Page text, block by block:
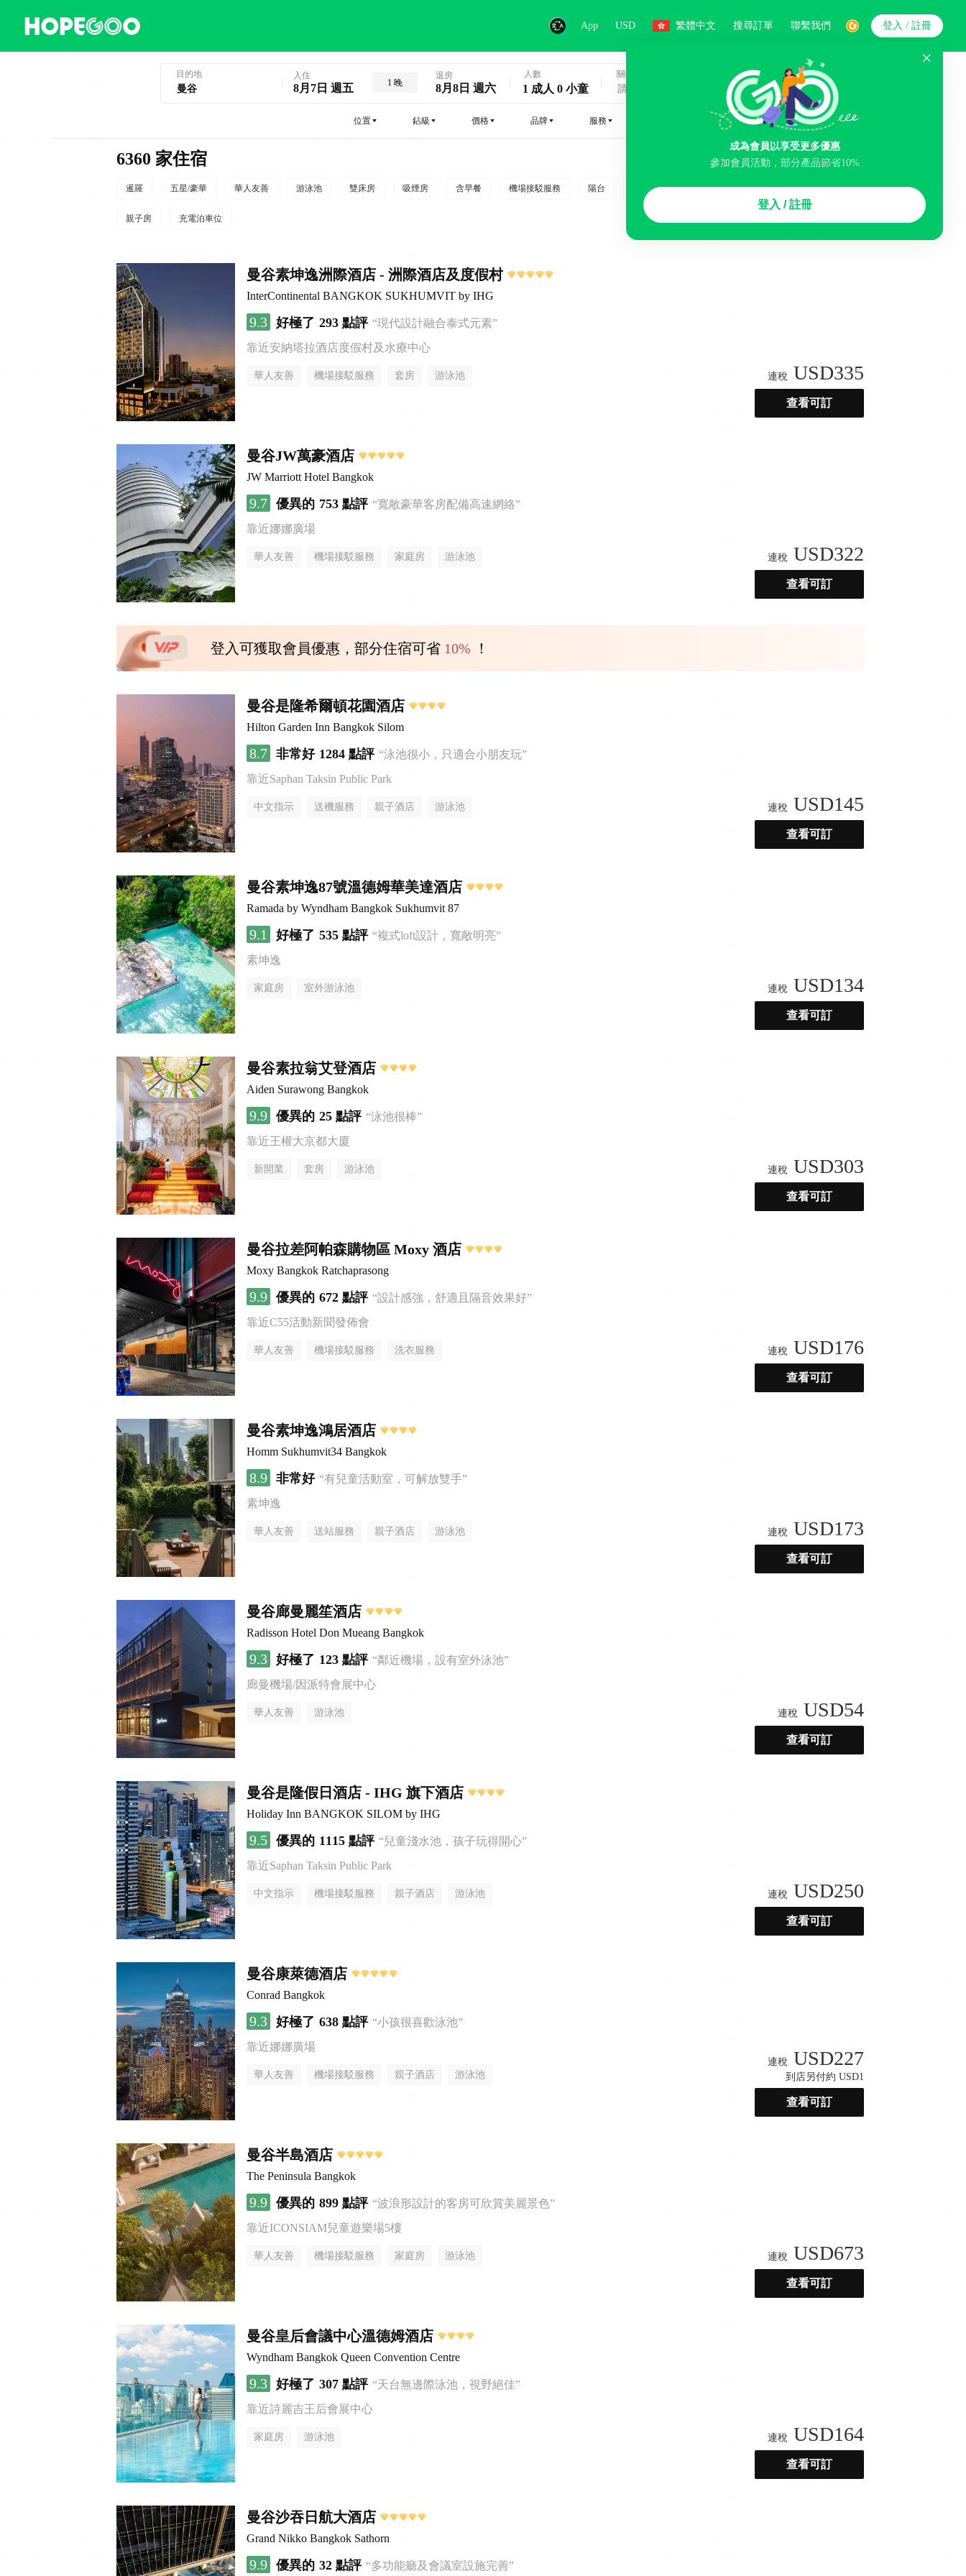
App USD 繁體中文 搜尋訂單 聯繫我們
成為會員以享受更多優惠
參加會員活動，部分產品節省10%
登入 / 註冊
登入 / 註冊
目的地 入住
8月7日 週五 1 晚
退房
8月8日 週六
人數
1 成人 0 小童
關鍵字
搜索
位置 鉆級 價格 品牌 服務
6360 家住宿
暹羅 五星/豪華 華人友善 游泳池 雙床房 吸煙房 含早餐 機場接駁服務 陽台 行李寄存服務 免費取消 民宿 泊車場
親子房 充電泊車位
智能排序
曼谷素坤逸洲際酒店 - 洲際酒店及度假村
InterContinental BANGKOK SUKHUMVIT by IHG
9.3 好極了 293 點評 “現代設計融合泰式元素”
靠近安納塔拉酒店度假村及水療中心
華人友善 機場接駁服務 套房 游泳池 連稅 USD335
查看可訂
曼谷JW萬豪酒店
JW Marriott Hotel Bangkok
9.7 優異的 753 點評 “寬敞豪華客房配備高速網絡”
靠近娜娜廣場
華人友善 機場接駁服務 家庭房 游泳池 連稅 USD322
查看可訂
登入可獲取會員優惠，部分住宿可省 10% ！
曼谷是隆希爾頓花園酒店
Hilton Garden Inn Bangkok Silom
8.7 非常好 1284 點評 “泳池很小，只適合小朋友玩”
靠近Saphan Taksin Public Park
中文指示 送機服務 親子酒店 游泳池 連稅 USD145
查看可訂
曼谷素坤逸87號溫德姆華美達酒店
Ramada by Wyndham Bangkok Sukhumvit 87
9.1 好極了 535 點評 “複式loft設計，寬敞明亮”
素坤逸
家庭房 室外游泳池 連稅 USD134
查看可訂
曼谷素拉翁艾登酒店
Aiden Surawong Bangkok
9.9 優異的 25 點評 “泳池很棒”
靠近王權大京都大廈
新開業 套房 游泳池 連稅 USD303
查看可訂
曼谷拉差阿帕森購物區 Moxy 酒店
Moxy Bangkok Ratchaprasong
9.9 優異的 672 點評 “設計感強，舒適且隔音效果好”
靠近C55活動新聞發佈會
華人友善 機場接駁服務 洗衣服務 連稅 USD176
查看可訂
曼谷素坤逸鴻居酒店
Homm Sukhumvit34 Bangkok
8.9 非常好 “有兒童活動室，可解放雙手”
素坤逸
華人友善 送站服務 親子酒店 游泳池 連稅 USD173
查看可訂
曼谷廊曼麗笙酒店
Radisson Hotel Don Mueang Bangkok
9.3 好極了 123 點評 “鄰近機場，設有室外泳池”
廊曼機場/因派特會展中心
華人友善 游泳池 連稅 USD54
查看可訂
曼谷是隆假日酒店 - IHG 旗下酒店
Holiday Inn BANGKOK SILOM by IHG
9.5 優異的 1115 點評 “兒童淺水池，孩子玩得開心”
靠近Saphan Taksin Public Park
中文指示 機場接駁服務 親子酒店 游泳池 連稅 USD250
查看可訂
曼谷康萊德酒店
Conrad Bangkok
9.3 好極了 638 點評 “小孩很喜歡泳池”
靠近娜娜廣場
華人友善 機場接駁服務 親子酒店 游泳池
連稅 USD227
到店另付約 USD1
查看可訂
曼谷半島酒店
The Peninsula Bangkok
9.9 優異的 899 點評 “波浪形設計的客房可欣賞美麗景色”
靠近ICONSIAM兒童遊樂場5樓
華人友善 機場接駁服務 家庭房 游泳池 連稅 USD673
查看可訂
曼谷皇后會議中心溫德姆酒店
Wyndham Bangkok Queen Convention Centre
9.3 好極了 307 點評 “天台無邊際泳池，視野絕佳”
靠近詩麗吉王后會展中心
家庭房 游泳池 連稅 USD164
查看可訂
曼谷沙吞日航大酒店
Grand Nikko Bangkok Sathorn
9.9 優異的 32 點評 “多功能廳及會議室設施完善”